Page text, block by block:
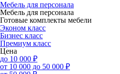
Мебель для персонала
Мебель для персонала
Готовые комплекты мебели
Эконом класс
Бизнес класс
Премиум класс
Цена
до 10 000 ₽
от 10 000 до 50 000 ₽